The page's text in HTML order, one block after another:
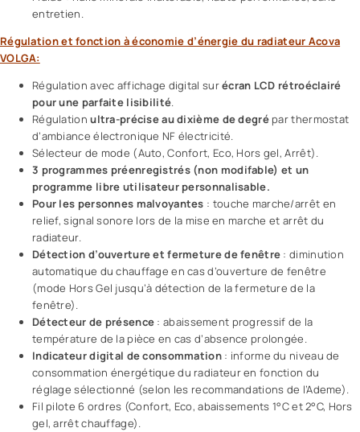
entretien.
Régulation et fonction à économie d’énergie du radiateur Acova
VOLGA:
Régulation avec affichage digital surécran LCD rétroéclairé
pour une parfaite lisibilité.
Régulationultra-précise au dixième de degrépar thermostat
d’ambiance électronique NF électricité.
Sélecteur de mode (Auto, Confort, Eco, Hors gel, Arrêt).
3 programmes préenregistrés (non modifable) et un
programme libre utilisateur personnalisable.
Pour les personnes malvoyantes : touche marche/arrêt en
relief, signal sonore lors de la mise en marche et arrêt du
radiateur.
Détection d’ouverture et fermeture de fenêtre : diminution
automatique du chauffage en cas d’ouverture de fenêtre
(mode Hors Gel jusqu’à détection de la fermeture de la
fenêtre).
Détecteur de présence : abaissement progressif de la
température de la pièce en cas d’absence prolongée.
Indicateur digital de consommation: informe du niveau de
consommation énergétique du radiateur en fonction du
réglage sélectionné (selon les recommandations de l’Ademe).
Fil pilote 6 ordres (Confort, Eco, abaissements 1°C et 2°C, Hors
gel, arrêt chauffage).